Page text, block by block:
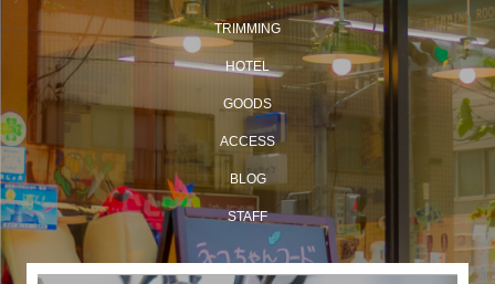
TRIMMING
HOTEL
GOODS
ACCESS
BLOG
STAFF